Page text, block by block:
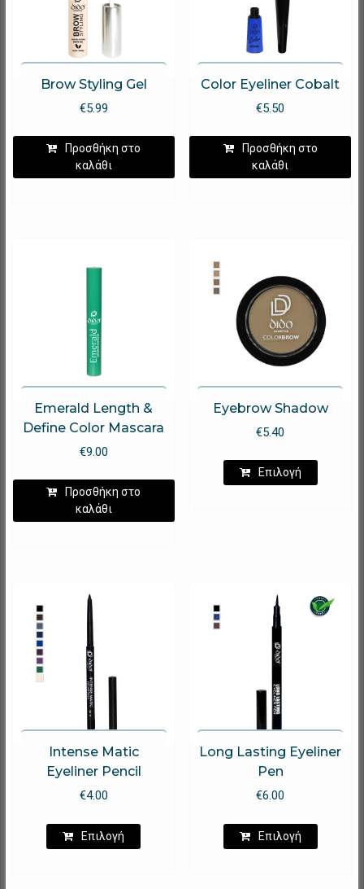
Brow Styling Gel
€5.99
Προσθήκη στο
καλάθι
Color Eyeliner Cobalt
€5.50
Προσθήκη στο
καλάθι
Emerald Length &
Define Color Mascara
€9.00
Προσθήκη στο
καλάθι
Eyebrow Shadow
€5.40
Επιλογή
Αυτό
μπορούν
Intense Matic
Eyeliner Pencil
€4.00
Επιλογή
Long Lasting Eyeliner
Pen
€6.00
Επιλογή